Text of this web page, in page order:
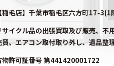
【稲毛店】千葉市稲毛区六方町17-3(1
サイクル品の出張買取及び販売、不
買、エアコン取付取り外し、遺品整
物許可証番号 第441420001722